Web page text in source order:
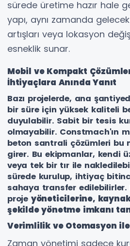
sürede üretime hazır hale
yapı, aynı zamanda
artışları veya lokasyon
esneklik sunar.
Mobil ve Kompakt
İhtiyaçlara Anında Yanıt
Bazı projelerde, ana
bir süre için yüksek kaliteli
duyulabilir. Sabit bir tesis
olmayabilir. Constmach'ın
beton santrali çözümleri bu
girer. Bu ekipmanlar, kendi
veya tek bir tır ile
sürede kurulup, ihtiyaç
sahaya transfer edilebilirler.
proje yöneticilerine,
şekilde yönetme imkanı
Verimlilik ve Otomasyon
Zaman yönetimi sadece